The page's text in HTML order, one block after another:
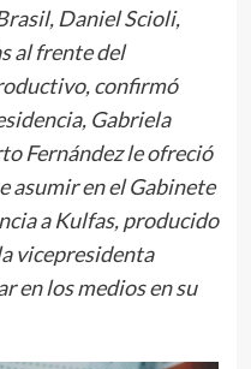
Daniel Scioli,
al frente del
confirmó
Gabriela
Fernández le ofreció
asumir en el Gabinete
a Kulfas, producido
vicepresidenta
en los medios en su